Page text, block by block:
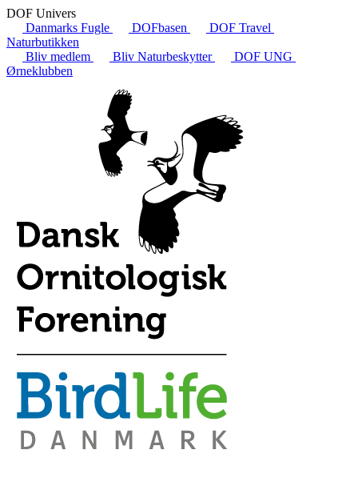
DOF Univers
Danmarks Fugle
DOFbasen
DOF Travel
Naturbutikken
Bliv medlem
Bliv Naturbeskytter
DOF UNG
Ørneklubben